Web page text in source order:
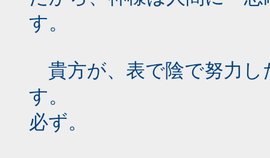
す。
貴方が、表で陰で努力し
す。
必ず。